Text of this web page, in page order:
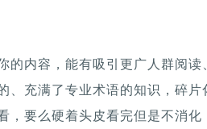
的内容，能有吸引更广人群阅
、充满了专业术语的知识，碎
，要么硬着头皮看完但是不消